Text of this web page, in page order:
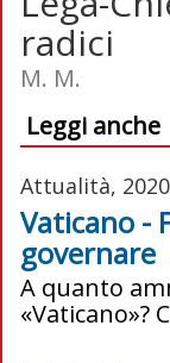
radici
M. M.
Leggi anche
Attualità,
Vaticano -
governare
A quanto
«Vaticano»?